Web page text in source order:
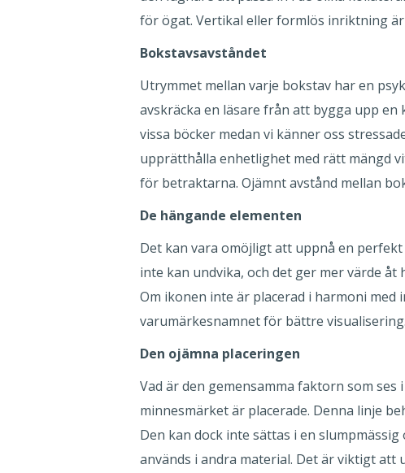
för ögat. Vertikal eller formlös inriktning
Bokstavsavståndet
Utrymmet mellan varje bokstav har en
avskräcka en läsare från att bygga upp
vissa böcker medan vi känner oss
upprätthålla enhetlighet med rätt mängd
för betraktarna. Ojämnt avstånd mellan
De hängande elementen
Det kan vara omöjligt att uppnå en
inte kan undvika, och det ger mer värde
Om ikonen inte är placerad i harmoni
varumärkesnamnet för bättre
Den ojämna placeringen
Vad är den gemensamma faktorn som
minnesmärket är placerade. Denna linje
Den kan dock inte sättas i en
används i andra material. Det är viktigt